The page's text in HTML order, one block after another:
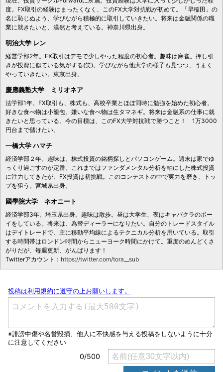
度。FX取引の経験はまったくなく、このFX大学対抗戦が初めて。「早稲田」の
名に恥じぬよう、学びながら積極的に取引していきたい。将来は金融関係の職
業に就きたいと、漠然と考えている。神奈川県出身。
明治大学 レン
経営学部2年。FX取引はデモで少しやった程度の初心者。趣味は麻雀。押し引
きが投資に似ている気がする(笑)。学びながら他大学の様子も見つつ、うまく
やっていきたい。東京出身。
慶應義塾大学 ミリオネア
法学部1年。FX取引も、株式も、高校卒業とほぼ同時に勉強を始めた初心者。
好きな食べ物は小籠包。嫌いな食べ物は生タマネギ。将来は金融系の仕事に就
きたいと思っている。今の目標は、このFX大学対抗戦で勝つこと！ 1万3000
円台まで儲けたい。
一橋大学 ハマチ
経済学部２年。趣味は、株式投資の銘柄探しとパソコンゲーム。週末は家でゆ
っくり過ごすのが定番。これまではファンダメンタル分析を軸にした株式投資
に注力してきたが、FX投資は初挑戦。このコンテストの中で実力を磨き、トッ
プを狙う。宮城県出身。
國學院大学 ネオニート
経済学部3年。埼玉県出身。趣味は散歩。昼は大学生、夜はキャバクラのボー
イをしている。将来は、為替ディーラーになりたい。自分のトレードスタイル
はデイトレードで、主に移動平均線によるテクニカル分析を用いている。取引
する時間帯はロンドン時間からニューヨーク時間にかけて。重度のめんどくさ
がりだが、毎週更新、がんばります！
Twitterアカウント： https://twitter.com/tora__sub